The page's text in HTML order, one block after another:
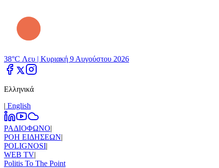
38°C Λευ | Κυριακή 9 Αυγούστου 2026
Ελληνικά
| Εnglish
ΡΑΔΙΟΦΩΝΟ|
ΡΟΗ ΕΙΔΗΣΕΩΝ|
POLIGNOSI|
WEB TV|
Politis To The Point